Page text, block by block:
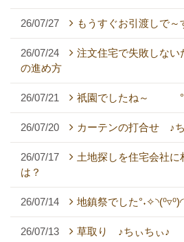
26/07/27 もうすぐお引渡しで
26/07/24
注文住宅で失敗しない
の進め方
26/07/21 祇園でしたね～
26/07/20 カーテンの打合せ ♪
26/07/17
土地探しを住宅会社に
は？
26/07/14 地鎮祭でした
26/07/13 草取り ♪ちぃちぃ♪